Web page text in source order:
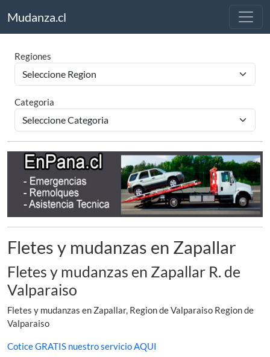
Mudanza.cl
Regiones
Categoria
Fletes y mudanzas en Zapallar
Fletes y mudanzas en Zapallar R. de
Valparaiso
Fletes y mudanzas en Zapallar, Region de Valparaiso Region de
Valparaiso
Cotice GRATIS nuestro servicio AQUI